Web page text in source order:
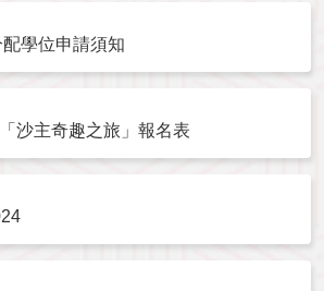
學位申請須知
沙主奇趣之旅」報名表